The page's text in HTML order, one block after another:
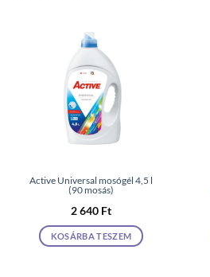
Active Universal mosógél 4,5 l
(90 mosás)
2 640 Ft
KOSÁRBA TESZEM